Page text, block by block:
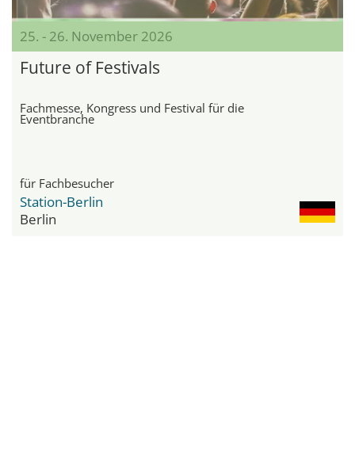
25. - 26. November 2026
Future of Festivals
Fachmesse, Kongress und Festival für die
Eventbranche
für Fachbesucher
Station-Berlin
Berlin